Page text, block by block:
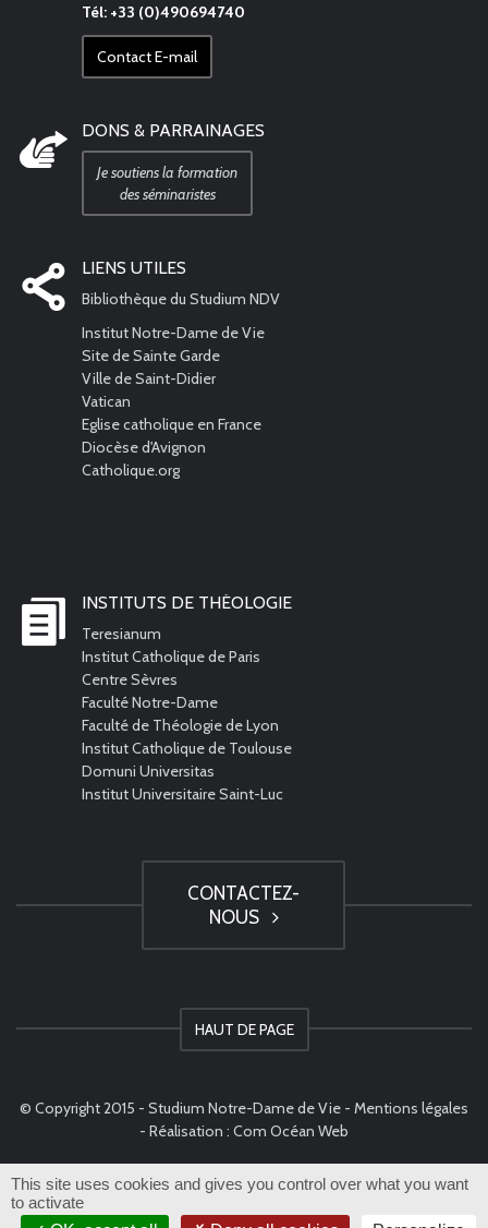
Tél: +33 (0)490694740
Contact E-mail
DONS & PARRAINAGES
Je soutiens la formation
des séminaristes
LIENS UTILES
Bibliothèque du Studium NDV
Institut Notre-Dame de Vie
Site de Sainte Garde
Ville de Saint-Didier
Vatican
Eglise catholique en France
Diocèse d'Avignon
Catholique.org
INSTITUTS DE THÉOLOGIE
Teresianum
Institut Catholique de Paris
Centre Sèvres
Faculté Notre-Dame
Faculté de Théologie de Lyon
Institut Catholique de Toulouse
Domuni Universitas
Institut Universitaire Saint-Luc
CONTACTEZ-
NOUS
HAUT DE PAGE
© Copyright 2015 - Studium Notre-Dame de Vie - Mentions légales
- Réalisation : Com Océan Web
This site uses cookies and gives you control over what you want
to activate